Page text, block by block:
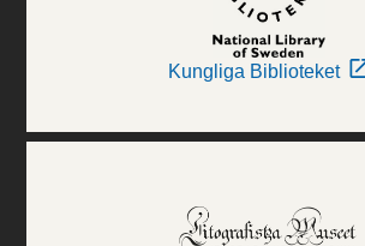
Kungliga Biblioteket